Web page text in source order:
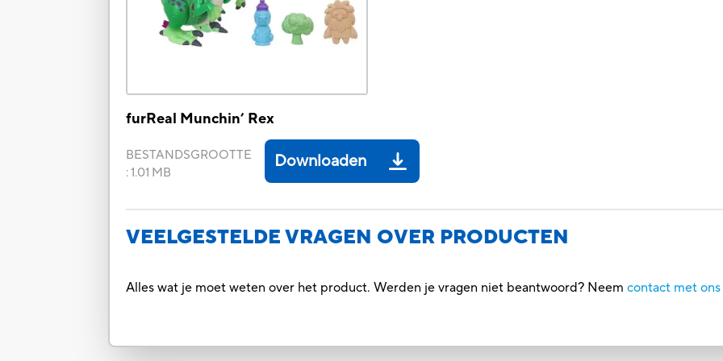
furReal Munchin’ Rex
BESTANDSGROOTTE
:1.01 MB
Downloaden
VEELGESTELDE VRAGEN OVER PRODUCTEN
Alles wat je moet weten over het product. Werden je vragen niet beantwoord? Neemcontact met